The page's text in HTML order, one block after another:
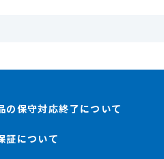
の保守対応終了について
証について